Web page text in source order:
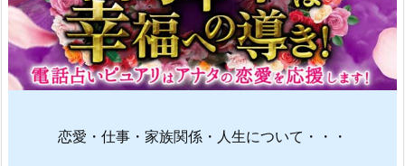
恋愛・仕事・家族関係・人生について・・・